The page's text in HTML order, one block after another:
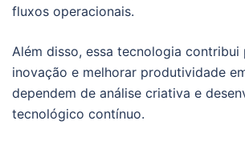
fluxos operacionais.
Além disso, essa tecnologia contribui
inovação e melhorar produtividade
dependem de análise criativa e
tecnológico contínuo.